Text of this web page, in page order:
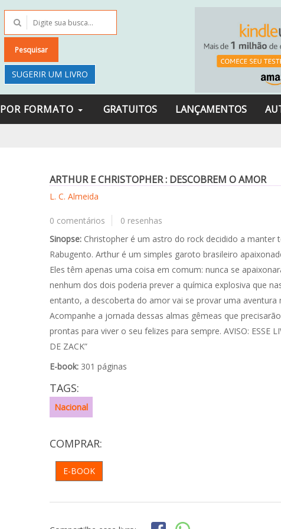
Pesquisar
SUGERIR UM LIVRO
POR FORMATO GRATUITOS LANÇAMENTOS
ARTHUR E CHRISTOPHER : DESCOBREM O AMOR
L. C. Almeida
0 comentários
0 resenhas
Sinopse: Christopher é um astro do rock decidido a manter
Rabugento. Arthur é um simples garoto brasileiro
Eles têm apenas uma coisa em comum: nunca se
nenhum dos dois poderia prever a química explosiva que
entanto, a descoberta do amor vai se provar uma
Acompanhe a jornada dessas almas gêmeas que
prontas para viver o seu felizes para sempre. AVISO: ESSE
DE ZACK”
E-book: 301 páginas
TAGS:
Nacional
COMPRAR:
E-BOOK